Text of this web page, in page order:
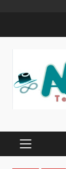
PRIMARY